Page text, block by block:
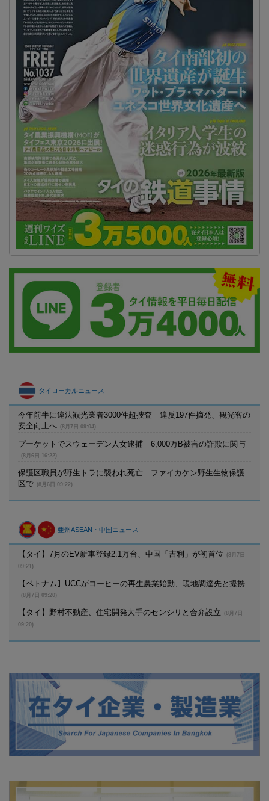
タイローカルニュース
今年前半に違法観光業者3000件超捜査 違反197件摘発、観光客の
安全向上へ
(8月7日 09:04)
プーケットでスウェーデン人女逮捕 6,000万B被害の詐欺に関与
(8月6日 16:22)
保護区職員が野生トラに襲われ死亡 ファイカケン野生生物保護
区で
(8月6日 09:22)
亜州ASEAN・中国ニュース
【タイ】7月のEV新車登録2.1万台、中国「吉利」が初首位
(8月7日
09:21)
【ベトナム】UCCがコーヒーの再生農業始動、現地調達先と提携
(8月7日 09:20)
【タイ】野村不動産、住宅開発大手のセンシリと合弁設立
(8月7日
09:20)